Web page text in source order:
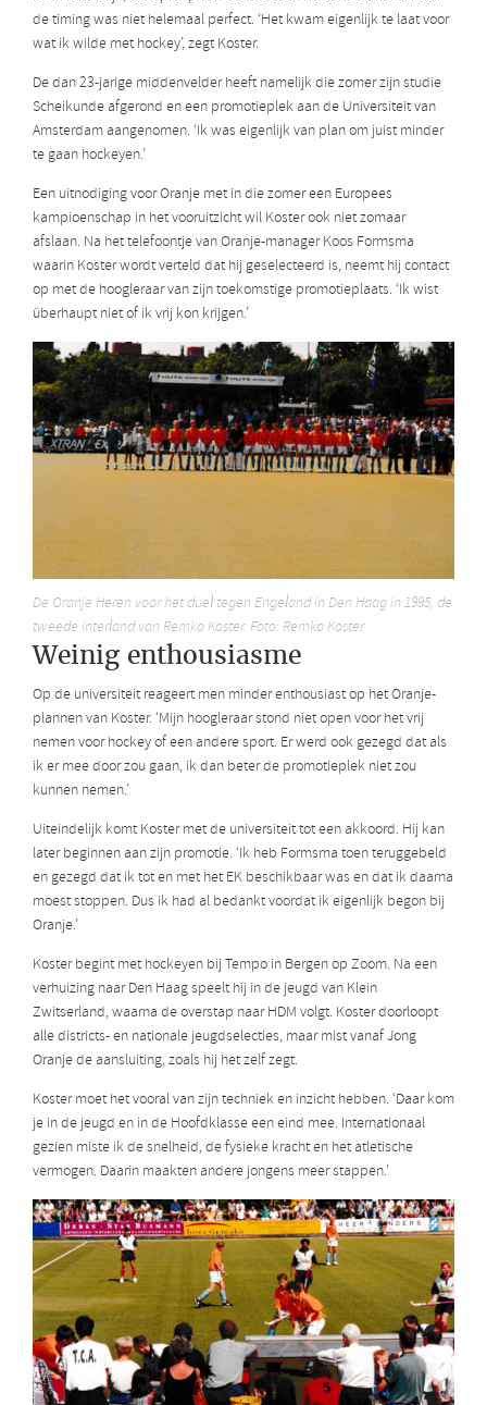
de timing was niet helemaal perfect. ‘Het kwam eigenlijk te laat voor
wat ik wilde met hockey’, zegt Koster.
De dan 23-jarige middenvelder heeft namelijk die zomer zijn studie
Scheikunde afgerond en een promotieplek aan de Universiteit van
Amsterdam aangenomen. ‘Ik was eigenlijk van plan om juist minder
te gaan hockeyen.’
Een uitnodiging voor Oranje met in die zomer een Europees
kampioenschap in het vooruitzicht wil Koster ook niet zomaar
afslaan. Na het telefoontje van Oranje-manager Koos Formsma
waarin Koster wordt verteld dat hij geselecteerd is, neemt hij contact
op met de hoogleraar van zijn toekomstige promotieplaats. ‘Ik wist
überhaupt niet of ik vrij kon krijgen.’
De Oranje Heren voor het duel tegen Engeland in Den Haag in 1995, de
tweede interland van Remko Koster. Foto: Remko Koster
Weinig enthousiasme
Op de universiteit reageert men minder enthousiast op het Oranje-
plannen van Koster. ‘Mijn hoogleraar stond niet open voor het vrij
nemen voor hockey of een andere sport. Er werd ook gezegd dat als
ik er mee door zou gaan, ik dan beter de promotieplek niet zou
kunnen nemen.’
Uiteindelijk komt Koster met de universiteit tot een akkoord. Hij kan
later beginnen aan zijn promotie. ‘Ik heb Formsma toen teruggebeld
en gezegd dat ik tot en met het EK beschikbaar was en dat ik daarna
moest stoppen. Dus ik had al bedankt voordat ik eigenlijk begon bij
Oranje.’
Koster begint met hockeyen bij Tempo in Bergen op Zoom. Na een
verhuizing naar Den Haag speelt hij in de jeugd van Klein
Zwitserland, waarna de overstap naar HDM volgt. Koster doorloopt
alle districts- en nationale jeugdselecties, maar mist vanaf Jong
Oranje de aansluiting, zoals hij het zelf zegt.
Koster moet het vooral van zijn techniek en inzicht hebben. ‘Daar kom
je in de jeugd en in de Hoofdklasse een eind mee. Internationaal
gezien miste ik de snelheid, de fysieke kracht en het atletische
vermogen. Daarin maakten andere jongens meer stappen.’